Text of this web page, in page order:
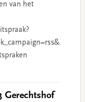
van het
Gerechtshof